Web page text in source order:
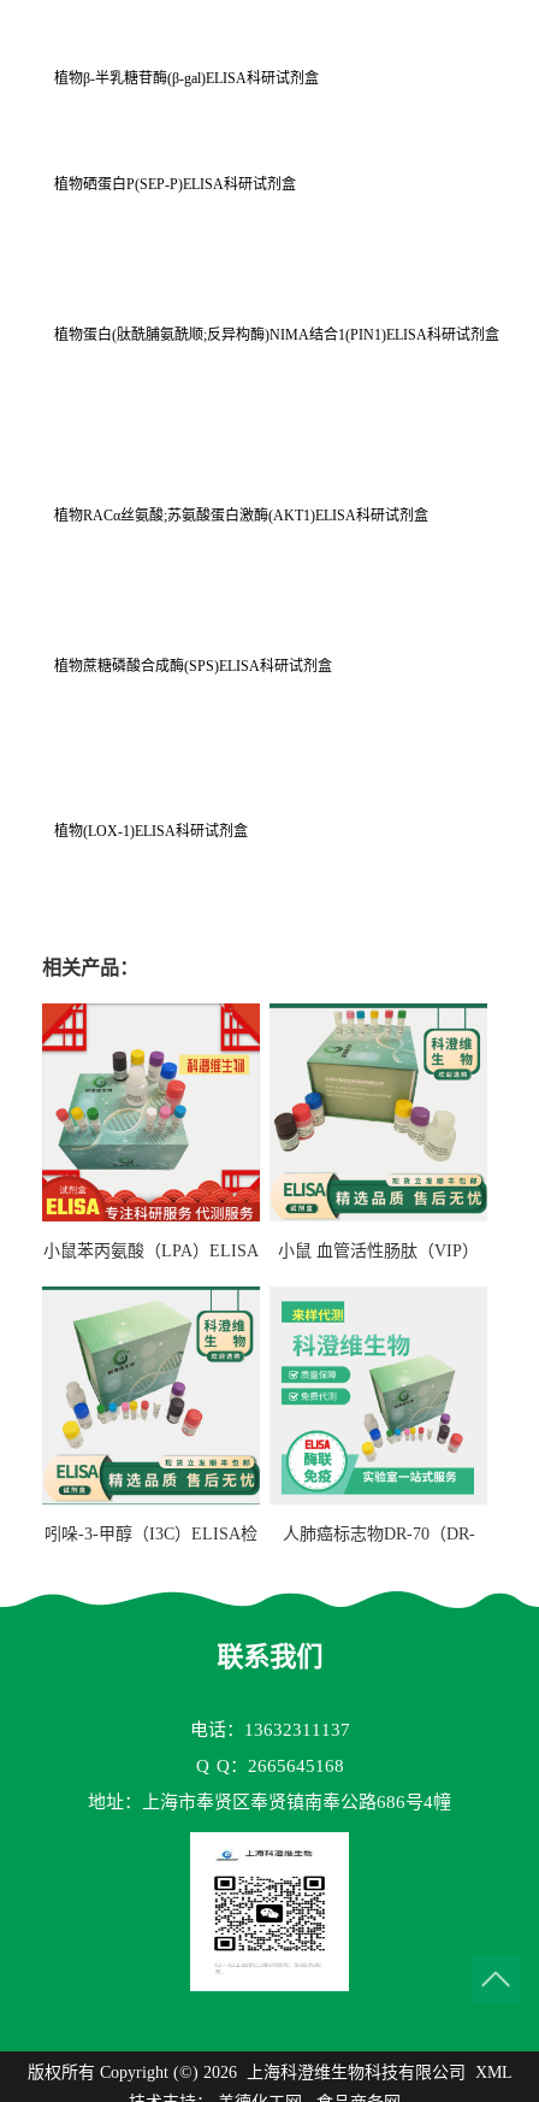
植物β-半乳糖苷酶(β-gal)ELISA科研试剂盒
植物硒蛋白P(SEP-P)ELISA科研试剂盒
植物蛋白(肽酰脯氨酰顺;反异构酶)NIMA结合1(PIN1)ELISA科研试剂盒
植物RACα丝氨酸;苏氨酸蛋白激酶(AKT1)ELISA科研试剂盒
植物蔗糖磷酸合成酶(SPS)ELISA科研试剂盒
植物(LOX-1)ELISA科研试剂盒
相关产品：
小鼠苯丙氨酸（LPA）ELISA
小鼠 血管活性肠肽（VIP）
吲哚-3-甲醇（I3C）ELISA检
人肺癌标志物DR-70（DR-
联系我们
电话：13632311137
Q Q：2665645168
地址：上海市奉贤区奉贤镇南奉公路686号4幢
版权所有 Copyright (©) 2026 上海科澄维生物科技有限公司
XML